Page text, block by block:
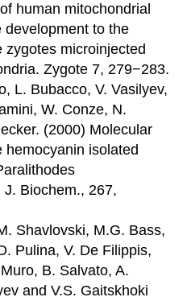
human mitochondrial
development to the
zygotes microinjected
Zygote 7, 279−283.
L. Bubacco, V. Vasilyev,
W. Conze, N.
(2000) Molecular
hemocyanin isolated
Biochem., 267,
Shavlovski, M.G. Bass,
Pulina, V. De Filippis,
B. Salvato, A.
and V.S. Gaitskhoki